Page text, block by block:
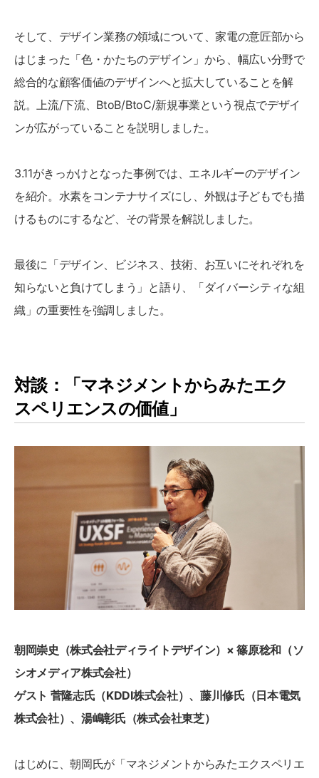
そして、デザイン業務の領域について、家電の意匠部から
はじまった「色・かたちのデザイン」から、幅広い分野で
総合的な顧客価値のデザインへと拡大していることを解
説。上流/下流、BtoB/BtoC/新規事業という視点でデザイ
ンが広がっていることを説明しました。
3.11がきっかけとなった事例では、エネルギーのデザイン
を紹介。水素をコンテナサイズにし、外観は子どもでも描
けるものにするなど、その背景を解説しました。
最後に「デザイン、ビジネス、技術、お互いにそれぞれを
知らないと負けてしまう」と語り、「ダイバーシティな組
織」の重要性を強調しました。
対談：「マネジメントからみたエク
スペリエンスの価値」
朝岡崇史（株式会社ディライトデザイン）× 篠原稔和（ソ
シオメディア株式会社）
ゲスト 菅隆志氏（KDDI株式会社）、藤川修氏（日本電気
株式会社）、湯嶋彰氏（株式会社東芝）
はじめに、朝岡氏が「マネジメントからみたエクスペリエ